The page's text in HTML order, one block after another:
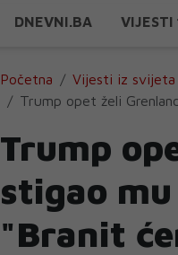
DNEVNI.BA VIJESTI
Početna
Vijesti iz svijeta
Trump opet želi
Trump
stigao
"Branit